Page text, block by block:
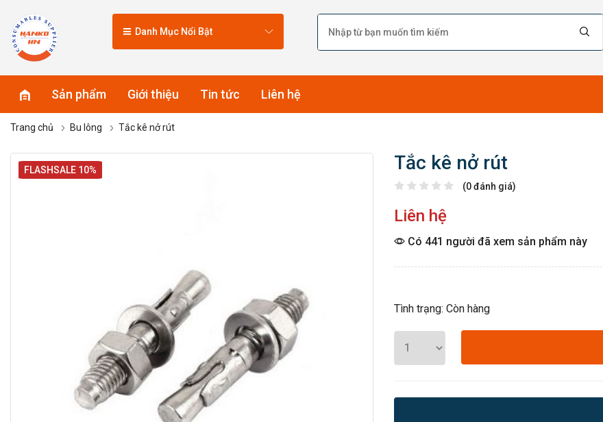
Danh Mục Nổi Bật
Sản phẩm Giới thiệu Tin tức Liên hệ
Trang chủ Bu lông Tắc kê nở rút
FLASHSALE 10% Tắc kê nở rút
(0 đánh giá)
Liên hệ
Có 441 người đã xem sản phẩm này
Tình trạng: Còn hàng